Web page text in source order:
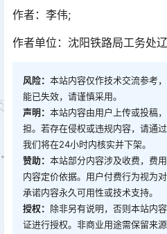
作者：李伟;
作者单位：沈阳铁路局工务处
风险： 本站内容仅作技术交流参考
能已失效，请谨慎采用。
声明： 本站内容由用户上传或投稿
担。若存在侵权或违规内容，请通
我们将在24小时内核实并下架。
赞助： 本站部分内容涉及收费，费
内容定价依据。用户付费行为视为
承诺内容永久可用性或技术支持。
授权： 除非另有说明，否则本站内
证进行授权。非商业用途需保留来